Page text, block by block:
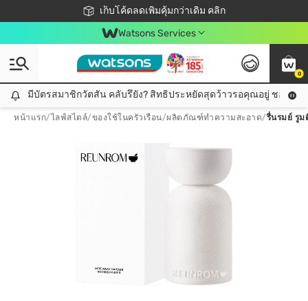
เก็บโค้ดลดเพิ่มคุ้มกว่าเดิม คลิก
ชอปออนไลน์ครั้งแรก ลดเพิ่มจุก ๆ 10%! 🎉
📦ส่งฟรี! เมื่อชอป 499฿
สมาชิกวัตสัน คลับดียังไง?
Watsons Services
0
มีบัตรสมาชิกวัตสัน คลับรึยัง? สิทธิประหยัดสุดว้าวรอคุณอยู่ ชอปคุ้มกว่าเดิม คลิก!
มีบัตรสมาชิกวัตสัน คลับรึยัง? สิทธิประหยัดสุดว้าวรอคุณอยู่ ชอปคุ้มก
หน้าแรก/ไลฟ์สไตล์/ของใช้ในครัวเรือน/ผลิตภัณฑ์ทำความสะอาด/รื่นรมย์ รูม